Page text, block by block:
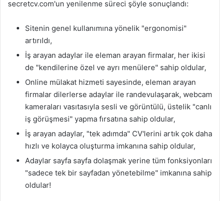
secretcv.com'un yenilenme süreci şöyle sonuçlandı:
Sitenin genel kullanımına yönelik "ergonomisi"
artırıldı,
İş arayan adaylar ile eleman arayan firmalar, her ikisi
de "kendilerine özel ve ayrı menülere" sahip oldular,
Online mülakat hizmeti sayesinde, eleman arayan
firmalar dilerlerse adaylar ile randevulaşarak, webcam
kameraları vasıtasıyla sesli ve görüntülü, üstelik "canlı
iş görüşmesi" yapma fırsatına sahip oldular,
İş arayan adaylar, "tek adımda" CV'lerini artık çok daha
hızlı ve kolayca oluşturma imkanına sahip oldular,
Adaylar sayfa sayfa dolaşmak yerine tüm fonksiyonları
"sadece tek bir sayfadan yönetebilme" imkanına sahip
oldular!